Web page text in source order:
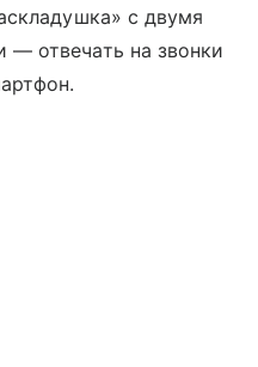
с двумя
отвечать на звонки